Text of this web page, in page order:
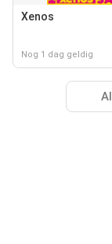
Xenos
Nog 1 dag geldig